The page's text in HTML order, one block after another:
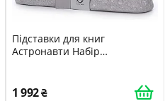
Підставки для книг
Астронавти Набір
1 992